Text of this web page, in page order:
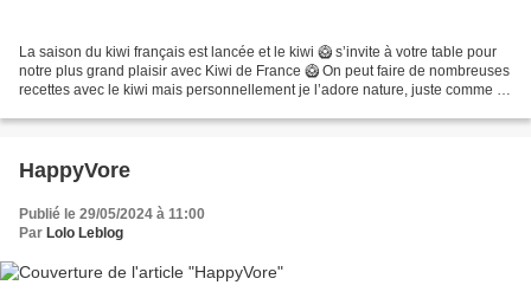
La saison du kiwi français est lancée et le kiwi 🥝 s’invite à votre table pour
notre plus grand plaisir avec Kiwi de France 🥝 On peut faire de nombreuses
recettes avec le kiwi mais personnellement je l’adore nature, juste comme ça
HappyVore
Publié le 29/05/2024 à 11:00
Par Lolo Leblog